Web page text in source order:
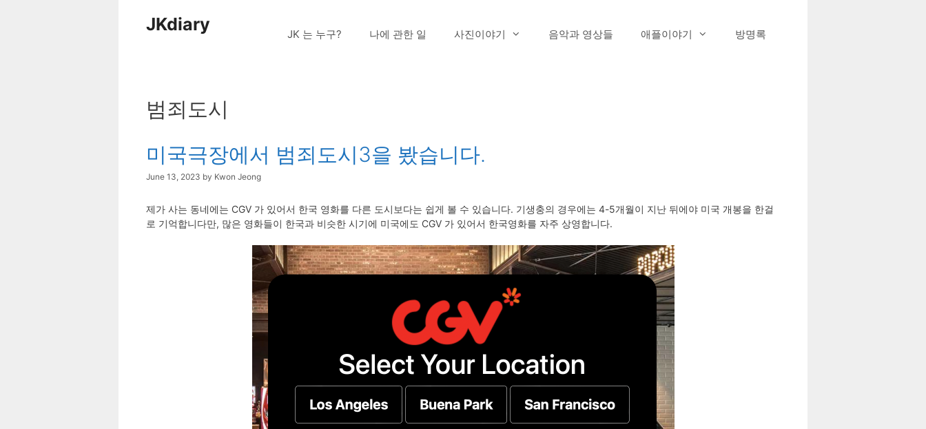
JKdiary JK 는 누구? 나에 관한 일 사진이야기 음악과 영상들 애플이야기 방명록
범죄도시
미국극장에서 범죄도시3을 봤습니다.
June 13, 2023 by Kwon Jeong
제가 사는 동네에는 CGV 가 있어서 한국 영화를 다른 도시보다는 쉽게 볼 수 있습니다. 기생충의 경우에는 4-5개월이 지난 뒤에야 미국 개봉을 한걸
로 기억합니다만, 많은 영화들이 한국과 비슷한 시기에 미국에도 CGV 가 있어서 한국영화를 자주 상영합니다.